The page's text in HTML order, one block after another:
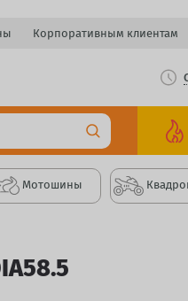
Корпоративным клиентам
Мотошины